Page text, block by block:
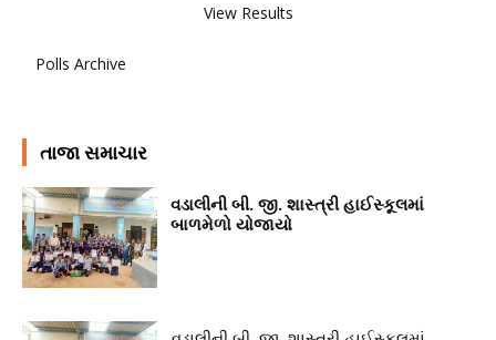
View Results
Polls Archive
તાજા સમાચાર
વડાલીની બી. જી. શાસ્ત્રી હાઈસ્કૂલમાં
બાળમેળો યોજાયો